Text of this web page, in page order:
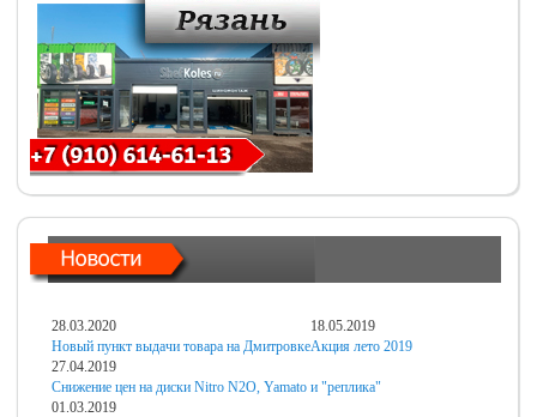
28.03.2020
Новый пункт выдачи товара на Дмитровке
18.05.2019
Акция лето 2019
27.04.2019
Снижение цен на диски Nitro N2O, Yamato и "реплика"
01.03.2019